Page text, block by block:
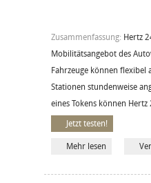
Zusammenfassung: Hertz
Mobilitätsangebot des
Fahrzeuge können flexibel
Stationen stundenweise
eines Tokens können Hertz
Jetzt testen!
Mehr lesen